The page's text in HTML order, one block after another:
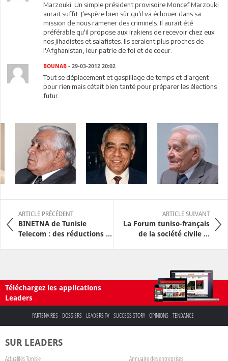
Marzouki. Un simple président provisoire Moncef Marzouki
aurait suffit. J'espère bien sûr qu'il va échouer dans sa
mission de nous ramener des criminels. Il aurait été
préférable qu'il propose aux Irakiens de recevoir chez eux
nos jihadistes et salafistes. Ils seraient plus proches de
l'Afghanistan, leur patrie de foi et de coeur.
BOUNAB - 29-03-2012 20:02
Tout se déplacement et gaspillage de temps et d'argent
pour rien.mais cétait bien tanté pour préparer les élections
futur.
ARTICLE PRÉCÉDENT
BINETNA de Tunisie
Telecom : des réductions ...
ARTICLE SUIVANT
La Forum tuniso-français
de la société civile ...
Téléchargez les applications
Leaders
PARTENAIRES DOSSIERS LEADERS TV SUCCESS STORY OPINIONS TENDANCE
SUR LEADERS
Actualités Tunisie Annuaire des entreprises